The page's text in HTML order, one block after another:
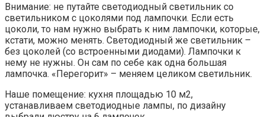
Внимание: не путайте светодиодный светильник со
светильником с цоколями под лампочки. Если есть
цоколи, то нам нужно выбрать к ним лампочки, которые,
кстати, можно менять. Светодиодный же светильник –
без цоколей (со встроенными диодами). Лампочки к
нему не нужны. Он сам по себе как одна большая
лампочка. «Перегорит» – меняем целиком светильник.
Наше помещение: кухня площадью 10 м2,
устанавливаем светодиодные лампы, по дизайну